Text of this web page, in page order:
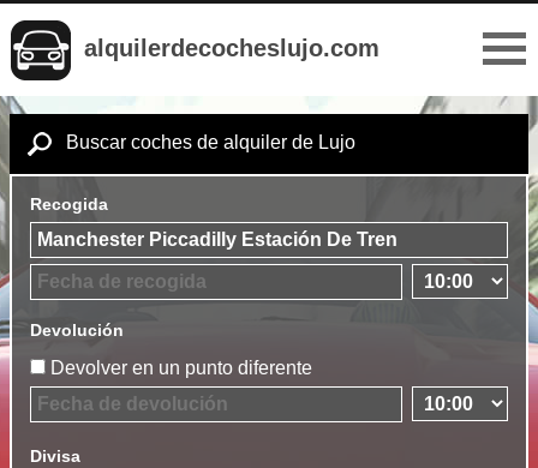
alquilerdecocheslujo.com
Buscar coches de alquiler de Lujo
Recogida
Devolución
Devolver en un punto diferente
Divisa